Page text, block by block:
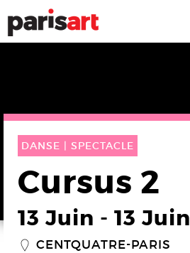
DANSE | SPECTACLE
Cursus 2
13 Juin - 13
_ CENTQUATRE-PARIS